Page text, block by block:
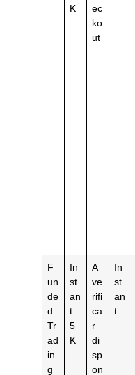
K
ec
ko
ut
F
un
de
d
Tr
ad
in
g
In
st
an
t
5
K
A
ve
rifi
ca
r
di
sp
on
In
st
an
t